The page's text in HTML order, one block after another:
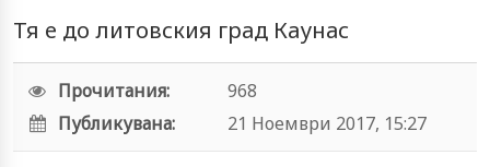
Тя е до литовския град Каунас
Прочитания:
968
Публикувана:
21 Ноември 2017, 15:27